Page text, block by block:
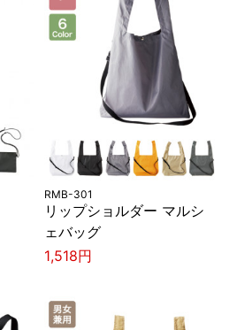
RMB-301
リップショルダー マルシ
ェバッグ
1,518円